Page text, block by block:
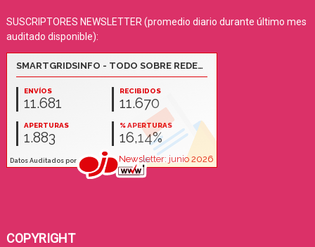
SUSCRIPTORES NEWSLETTER (promedio diario durante último mes
auditado disponible):
COPYRIGHT